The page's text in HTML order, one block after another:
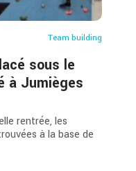
Team building
sous le
à Jumièges
rentrée, les
à la base de